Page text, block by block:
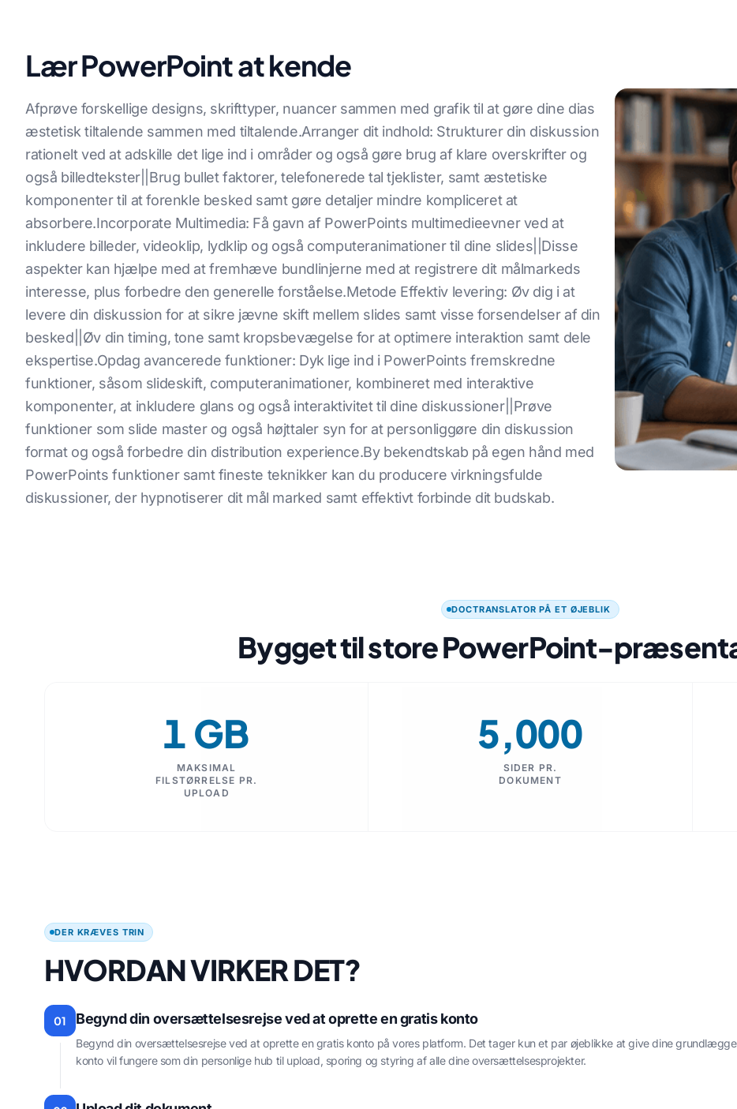
Lær PowerPoint at kende
Afprøve forskellige designs, skrifttyper, nuancer sammen med grafik til at gøre dine dias
æstetisk tiltalende sammen med tiltalende.Arranger dit indhold: Strukturer din diskussion
rationelt ved at adskille det lige ind i områder og også gøre brug af klare overskrifter og
også billedtekster||Brug bullet faktorer, telefonerede tal tjeklister, samt æstetiske
komponenter til at forenkle besked samt gøre detaljer mindre kompliceret at
absorbere.Incorporate Multimedia: Få gavn af PowerPoints multimedieevner ved at
inkludere billeder, videoklip, lydklip og også computeranimationer til dine slides||Disse
aspekter kan hjælpe med at fremhæve bundlinjerne med at registrere dit målmarkeds
interesse, plus forbedre den generelle forståelse.Metode Effektiv levering: Øv dig i at
levere din diskussion for at sikre jævne skift mellem slides samt visse forsendelser af din
besked||Øv din timing, tone samt kropsbevægelse for at optimere interaktion samt dele
ekspertise.Opdag avancerede funktioner: Dyk lige ind i PowerPoints fremskredne
funktioner, såsom slideskift, computeranimationer, kombineret med interaktive
komponenter, at inkludere glans og også interaktivitet til dine diskussioner||Prøve
funktioner som slide master og også højttaler syn for at personliggøre din diskussion
format og også forbedre din distribution experience.By bekendtskab på egen hånd med
PowerPoints funktioner samt fineste teknikker kan du producere virkningsfulde
diskussioner, der hypnotiserer dit mål marked samt effektivt forbinde dit budskab.
DOCTRANSLATOR PÅ ET ØJEBLIK
Bygget til store PowerPoint-
1 GB
MAKSIMAL
FILSTØRRELSE PR.
UPLOAD
5,000
SIDER PR.
DOKUMENT
DER KRÆVES TRIN
HVORDAN VIRKER DET?
01 Begynd din oversættelsesrejse ved at oprette en gratis konto
Begynd din oversættelsesrejse ved at oprette en gratis konto på vores platform. Det tager kun et par øjeblikke at give dine
konto vil fungere som din personlige hub til upload, sporing og styring af alle dine oversættelsesprojekter.